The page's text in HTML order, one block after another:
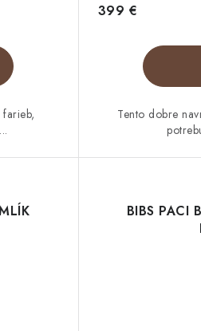
399 €
Tento dobre
BIBS PACI